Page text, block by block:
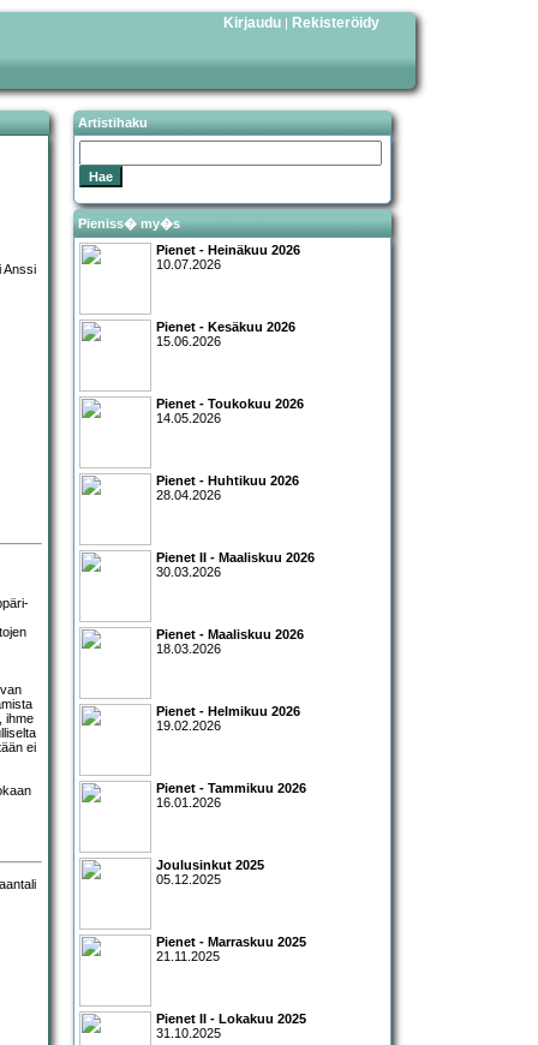
Kirjaudu | Rekisteröidy
ihme
ei
Artistihaku
Pieniss� my�s
Pienet - Heinäkuu 2026
10.07.2026
Pienet - Kesäkuu 2026
15.06.2026
Pienet - Toukokuu 2026
14.05.2026
Pienet - Huhtikuu 2026
28.04.2026
Pienet II - Maaliskuu 2026
30.03.2026
Pienet - Maaliskuu 2026
18.03.2026
Pienet - Helmikuu 2026
19.02.2026
Pienet - Tammikuu 2026
16.01.2026
Joulusinkut 2025
05.12.2025
Pienet - Marraskuu 2025
21.11.2025
Pienet II - Lokakuu 2025
31.10.2025